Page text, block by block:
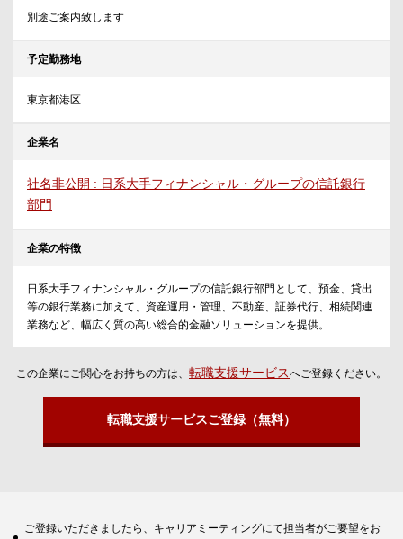
別途ご案内致します
予定勤務地
東京都港区
企業名
社名非公開 : 日系大手フィナンシャル・グループの信託銀行
部門
企業の特徴
日系大手フィナンシャル・グループの信託銀行部門として、預金、貸出
等の銀行業務に加えて、資産運用・管理、不動産、証券代行、相続関連
業務など、幅広く質の高い総合的金融ソリューションを提供。
この企業にご関心をお持ちの方は、 転職支援サービスへご登録ください。
転職支援サービスご登録（無料）
ご登録いただきましたら、キャリアミーティングにて担当者がご要望をお